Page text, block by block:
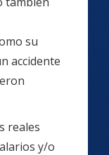
su
accidente
reales
y/o